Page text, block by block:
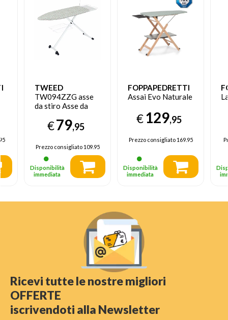
TWEED
TW094ZZG asse
da stiro Asse da
1220 x 430 mm
€79,95
Prezzo consigliato109.95
Disponibilità
immediata
FOPPAPEDRETTI
Assai Evo Naturale
€129,95
Prezzo consigliato169.95
Disponibilità
immediata
Ricevi tutte le nostre migliori
OFFERTE
iscrivendoti alla Newsletter